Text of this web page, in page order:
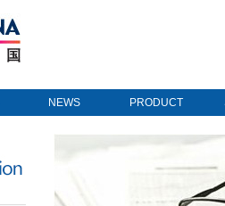
NEWS PRODUCT